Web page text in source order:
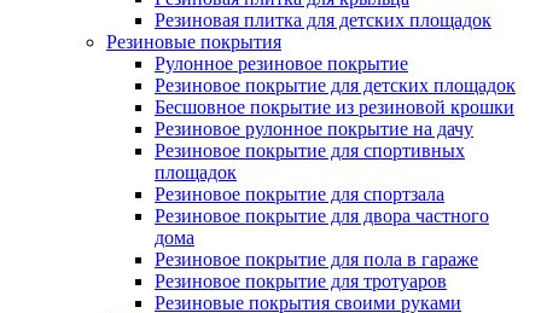
Резиновая плитка для детских площадок
Резиновые покрытия
Рулонное резиновое покрытие
Резиновое покрытие для детских площадок
Бесшовное покрытие из резиновой крошки
Резиновое рулонное покрытие на дачу
Резиновое покрытие для спортивных
площадок
Резиновое покрытие для спортзала
Резиновое покрытие для двора частного
дома
Резиновое покрытие для пола в гараже
Резиновое покрытие для тротуаров
Резиновые покрытия своими руками